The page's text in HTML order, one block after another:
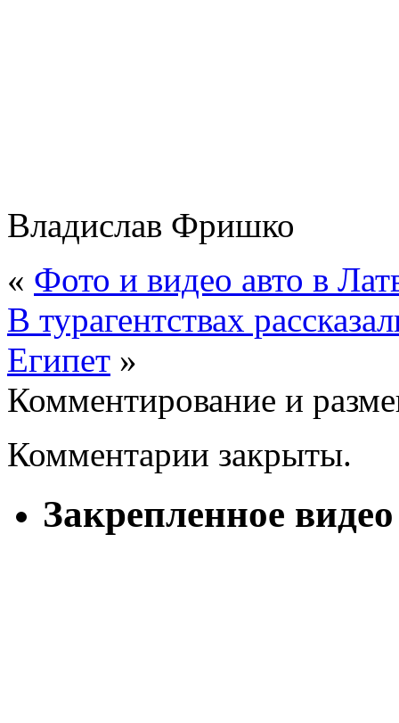
Владислав Фришко
« Фото и видео авто в
В турагентствах
Египет »
Комментирование и
Комментарии закрыты.
Закрепленное видео